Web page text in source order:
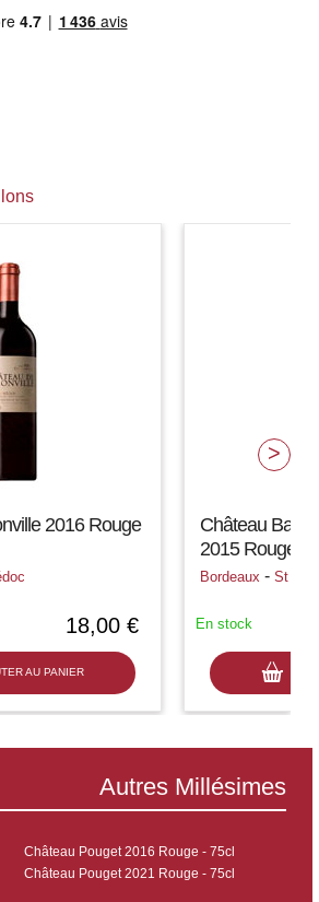
2016 Rouge
18,00 €
AU PANIER
Château
2015 Rouge -
Bordeaux -St
En stock
Autres Millésimes
Château Pouget 2016 Rouge - 75cl
Château Pouget 2021 Rouge - 75cl